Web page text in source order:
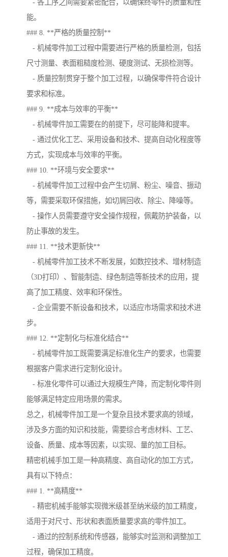
- 各工序之间需要紧密配合，以确保终零件的质量和性
能。
### 8. **严格的质量控制**
- 机械零件加工过程中需要进行严格的质量检测，包括
尺寸测量、表面粗糙度检测、硬度测试、无损检测等。
- 质量控制贯穿于整个加工过程，以确保零件符合设计
要求和标准。
### 9. **成本与效率的平衡**
- 机械零件加工需要在的前提下，尽可能降和提率。
- 通过优化工艺、采用设备和技术、提高自动化程度等
方式，实现成本与效率的平衡。
### 10. **环境与安全要求**
- 机械零件加工过程中会产生切屑、粉尘、噪音、振动
等，需要采取环保措施，如切屑回收、除尘、降噪等。
- 操作人员需要遵守安全操作规程，佩戴防护装备，以
防止事故的发生。
### 11. **技术更新快**
- 机械零件加工技术不断发展，如数控技术、增材制造
（3D打印）、智能制造、绿色制造等新技术的应用，提
高了加工精度、效率和环保性。
- 企业需要不新设备和技术，以适应市场需求和技术进
步。
### 12. **定制化与标准化结合**
- 机械零件加工既需要满足标准化生产的要求，也需要
根据客户需求进行定制化设计。
- 标准化零件可以通过大规模生产降，而定制化零件则
能够满足特定应用场景的需求。
总之，机械零件加工是一个复杂且技术要求高的领域，
涉及多方面的知识和技能，需要综合考虑材料、工艺、
设备、质量、成本等因素，以实现、量的加工目标。
精密机械手加工是一种高精度、高自动化的加工方式，
具有以下特点：
### 1. **高精度**
- 精密机械手能够实现微米级甚至纳米级的加工精度，
适用于对尺寸、形状和表面质量要求高的零件加工。
- 通过的控制系统和传感器，能够实时监测和调整加工
过程，确保加工精度。